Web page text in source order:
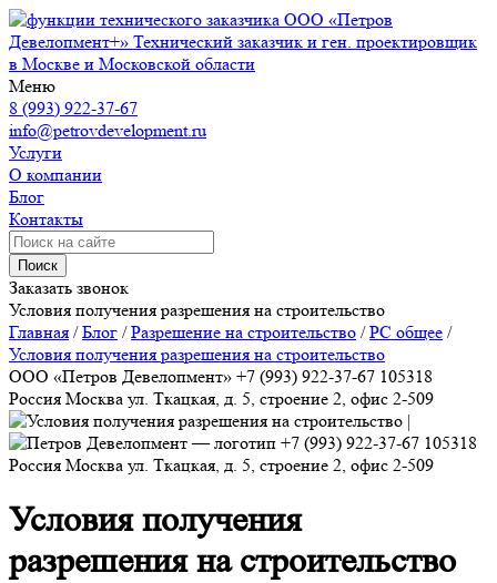
ООО «Петров
Девелопмент+» Технический заказчик и ген. проектировщик
в Москве и Московской области
Меню
8 (993) 922-37-67
info@petrovdevelopment.ru
Услуги
О компании
Блог
Контакты
Поиск
Заказать звонок
Условия получения разрешения на строительство
Главная /Блог /Разрешение на строительство /РС общее /
Условия получения разрешения на строительство
ООО «Петров Девелопмент» +7 (993) 922-37-67 105318
Россия Москва ул. Ткацкая, д. 5, строение 2, офис 2-509
+7 (993) 922-37-67 105318
Россия Москва ул. Ткацкая, д. 5, строение 2, офис 2-509
Условия получения
разрешения на строительство